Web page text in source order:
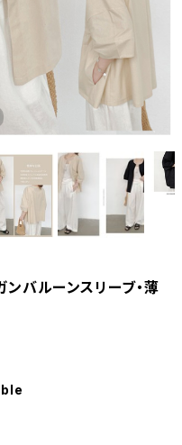
バルーンスリーブ・薄